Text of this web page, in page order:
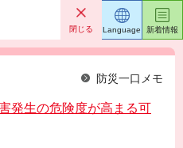
閉じる
防災一口メモ
発生の危険度が高まる可
Language 新着情報